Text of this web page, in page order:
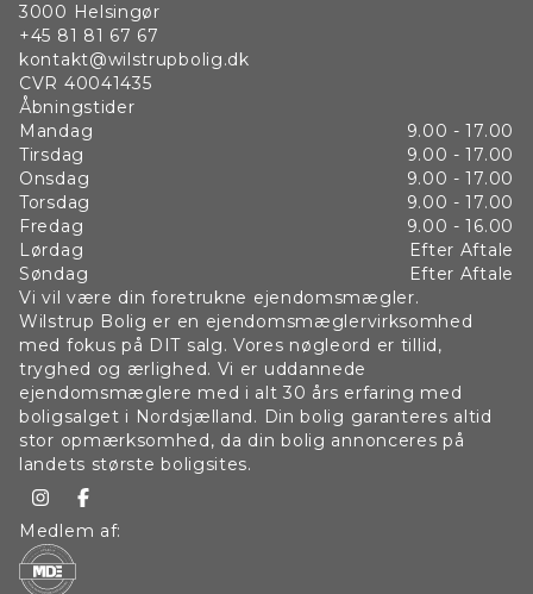
3000 Helsingør
+45 81 81 67 67
kontakt@wilstrupbolig.dk
CVR 40041435
Åbningstider
Mandag
9.00 - 17.00
Tirsdag
9.00 - 17.00
Onsdag
9.00 - 17.00
Torsdag
9.00 - 17.00
Fredag
9.00 - 16.00
Lørdag
Efter Aftale
Søndag
Efter Aftale
Vi vil være din foretrukne ejendomsmægler.
Wilstrup Bolig er en ejendomsmæglervirksomhed
med fokus på DIT salg. Vores nøgleord er tillid,
tryghed og ærlighed. Vi er uddannede
ejendomsmæglere med i alt 30 års erfaring med
boligsalget i Nordsjælland. Din bolig garanteres altid
stor opmærksomhed, da din bolig annonceres på
landets største boligsites.
Medlem af: